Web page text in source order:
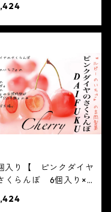
】DAIFUKU ※配送
定必須 2023 父の
贈り物 フルーツ
ト
入り【 ピンクダイヤ
くらんぼ 6個入り×2
ダイヤのさくらんぼ6